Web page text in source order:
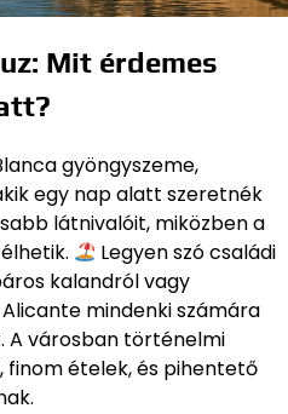
Mit érdemes
gyöngyszeme,
egy nap alatt szeretnék
látnivalóit, miközben a
Legyen szó családi
kalandról vagy
mindenki számára
A városban történelmi
finom ételek, és pihentető